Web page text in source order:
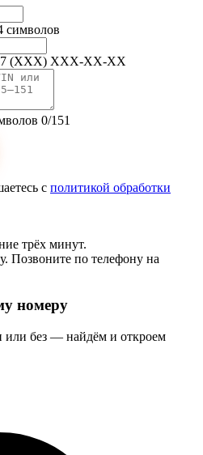
символов
(XXX) XXX-XX-XX
0/151
с политикой обработки
трёх минут.
Позвоните по телефону на
номеру
или без — найдём и откроем